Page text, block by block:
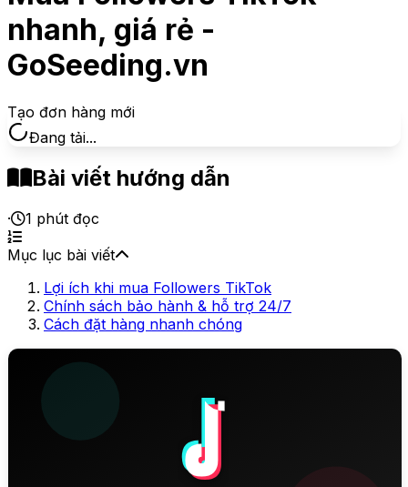
nhanh, giá rẻ -
GoSeeding.vn
Tạo đơn hàng mới
Đang tải...
Bài viết hướng dẫn
· 1 phút đọc
Mục lục bài viết
Lợi ích khi mua Followers TikTok
Chính sách bảo hành & hỗ trợ 24/7
Cách đặt hàng nhanh chóng